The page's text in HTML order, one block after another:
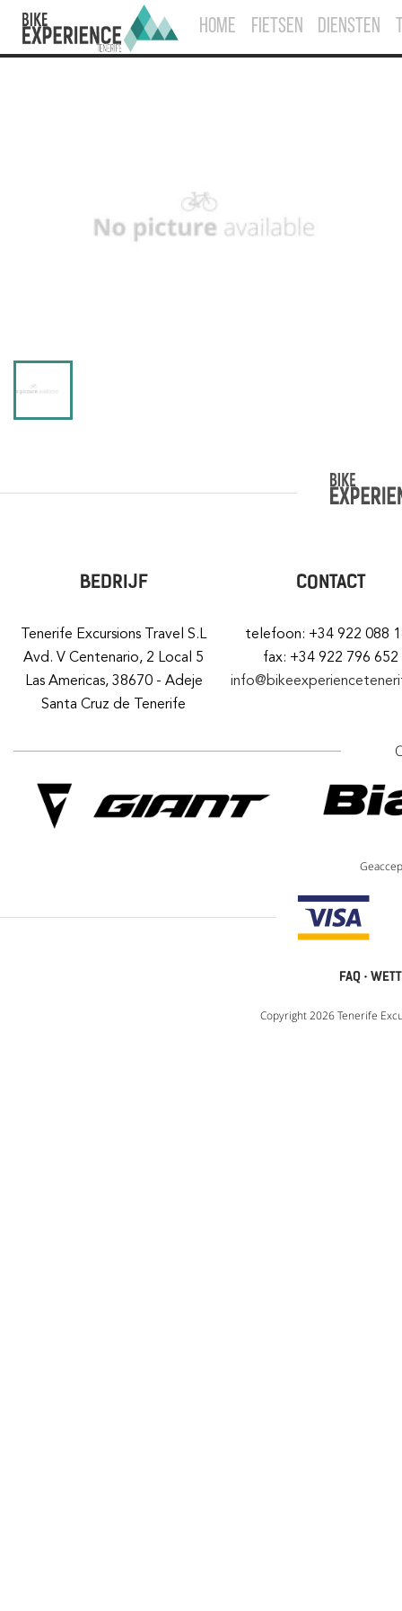
HOME FIETSEN DIENSTEN
BEDRIJF
Tenerife Excursions Travel S.L
Avd. V Centenario, 2 Local 5
Las Americas, 38670 - Adeje
Santa Cruz de Tenerife
CONTACT
telefoon: +34 922 088
fax: +34 922 796 652
FAQ ·
Copyright 2026 Tenerife